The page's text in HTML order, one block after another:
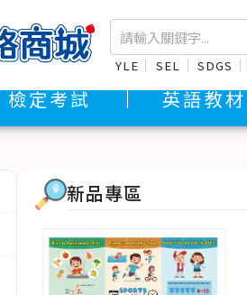
YLE SEL SDGS
檢定考試 英語教材
新品專區